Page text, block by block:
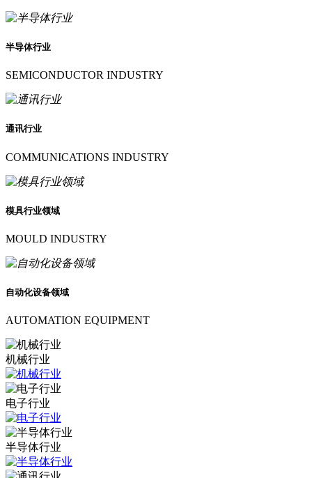
半导体行业
SEMICONDUCTOR INDUSTRY
通讯行业
COMMUNICATIONS INDUSTRY
模具行业领域
MOULD INDUSTRY
自动化设备领域
AUTOMATION EQUIPMENT
机械行业
电子行业
半导体行业